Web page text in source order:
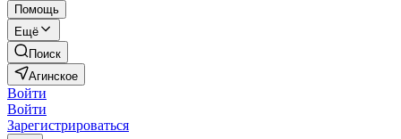
Помощь
Ещё
Поиск
Агинское
Войти
Войти
Зарегистрироваться